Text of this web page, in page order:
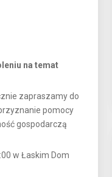
na temat
zapraszamy do
pomocy
gospodarczą
w Łaskim Dom